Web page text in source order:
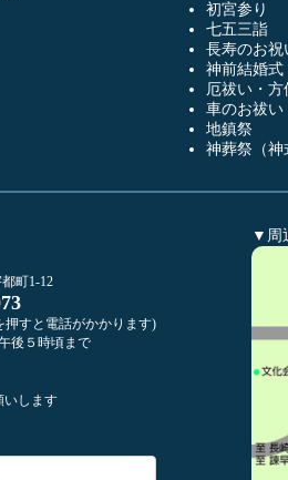
初宮参り
七五三詣
長寿のお祝
神前結婚式
厄祓い・方
車のお祓い
地鎮祭
神葬祭（神
町1-12
すと電話がかかります)
後５時頃まで
いします
▼周